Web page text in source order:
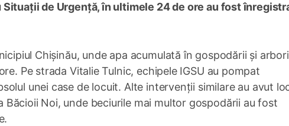
de Urgență, în ultimele 24 de ore au fost
Chișinău, unde apa acumulată în gospodării și
Pe strada Vitalie Tulnic, echipele IGSU au pompat
unei case de locuit. Alte intervenții similare au avut
Noi, unde beciurile mai multor gospodării au fost